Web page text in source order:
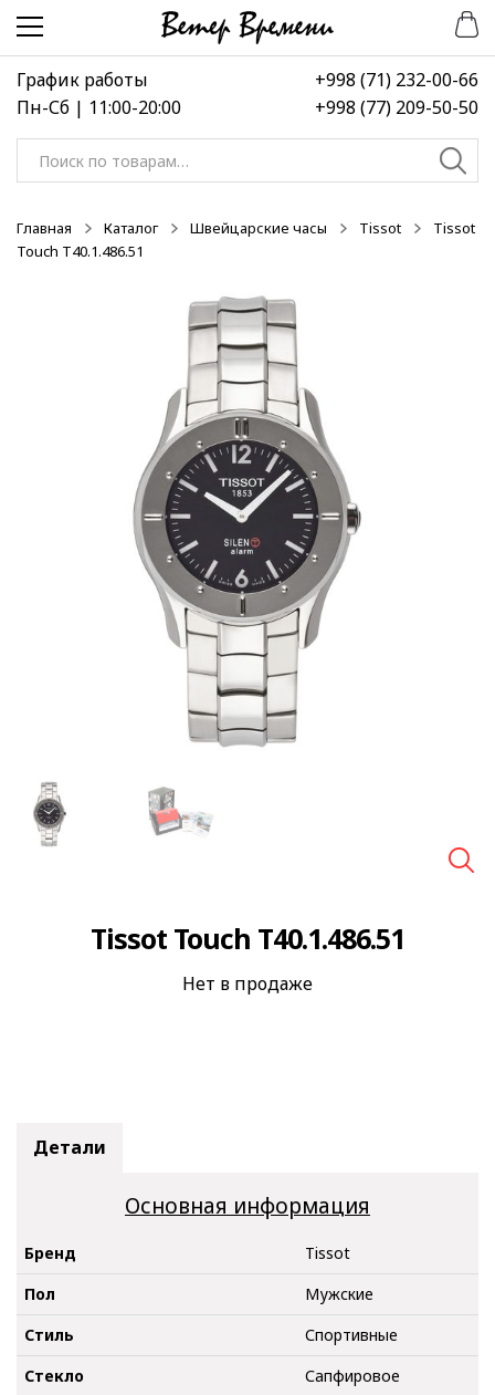
Перейти
навигации
Перейти
содержимому
График работы
Пн-Сб | 11:00-20:00
+998 (71) 232-00-66
+998 (77) 209-50-50
Искать:
Главная Каталог Швейцарские часы Tissot
Tissot
Touch T40.1.486.51
Tissot Touch T40.1.486.51
Нет в продаже
Детали
Основная информация
Бренд
Tissot
Пол
Мужские
Стиль
Спортивные
Стекло
Сапфировое
-50%